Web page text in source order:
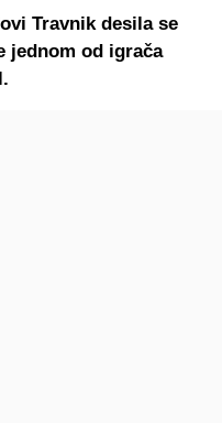
Travnik desila se
jednom od igrača